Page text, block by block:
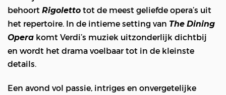
behoort Rigoletto tot de meest geliefde opera’s uit
het repertoire. In de intieme setting van The Dining
Opera komt Verdi’s muziek uitzonderlijk dichtbij
en wordt het drama voelbaar tot in de kleinste
details.
Een avond vol passie, intriges en onvergetelijke